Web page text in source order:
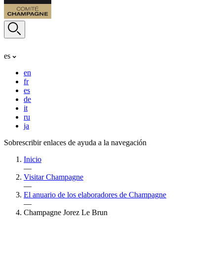
es
en
fr
es
de
it
ru
ja
Sobrescribir enlaces de ayuda a la navegación
Inicio
—
Visitar Champagne
—
El anuario de los elaboradores de Champagne
—
Champagne Jorez Le Brun